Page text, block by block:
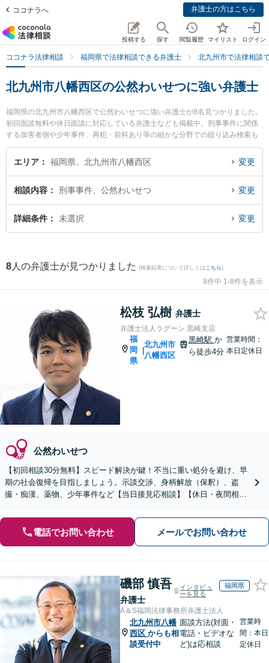
ココナラへ 弁護士の方はこちら
投稿する 探す 閲覧履歴 マイリスト ログイン
ココナラ法律相談 福岡県で法律相談できる弁護士 北九州市で法律相談
北九州市八幡西区の公然わいせつに強い弁護士
福岡県の北九州市八幡西区で公然わいせつに強い弁護士が8名見つかりました。
初回面談無料や休日面談に対応している弁護士なども掲載中。刑事事件に関係
する加害者側や少年事件、再犯・前科あり等の細かな分野での絞り込み検索も
でき便利です。特に弁護士法人ラグーン 黒崎支店の松枝 弘樹弁護士やおばら総
合法律事務所の小原 隆寛弁護士、おばら総合法律事務所の堀尾 雅光弁護士のプ
したい』『公然わいせつのトラブル解決の実績豊富な近くの弁護士を検索した
い』『初回相談無料で公然わいせつを法律相談できる北九州市八幡西区内の弁
護士に相談予約したい』などでお困りの相談者さんにおすすめです。
エリア 福岡県、北九州市八幡西区 変更
相談内容 刑事事件、公然わいせつ 変更
詳細条件 未選択 変更
8 人の弁護士が見つかりました (検索結果について詳しくは こちら)
8件中 1-8件を表示
松枝 弘樹 弁護士
弁護士法人ラグーン 黒崎支店
福
岡
県
|
北九州市
八幡西区
黒崎駅 か
ら徒歩4分
営業時間：
本日定休日
公然わいせつ
【初回相談30分無料】スピード解決が鍵！不当に重い処分を避け、早
期の社会復帰を目指しましょう。示談交渉、身柄解放（保釈）、盗
撮・痴漢、薬物、少年事件など【当日接見応相談】【休日・夜間相談
電話でお問い合わせ メールでお問い合わせ
磯部 慎吾
弁護士
インタビュ
ーを見る
福岡県
A＆S福岡法律事務所弁護士法人
北九州市八幡
西区 からも相
談受付中
面談方法(対面・
電話・ビデオな
ど)は応相談
営業時
間：本日
定休日